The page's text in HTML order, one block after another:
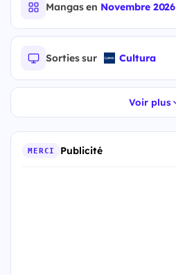
Mangas en Novembre 2026
Sorties sur Cultura
Voir plus
MERCI Publicité